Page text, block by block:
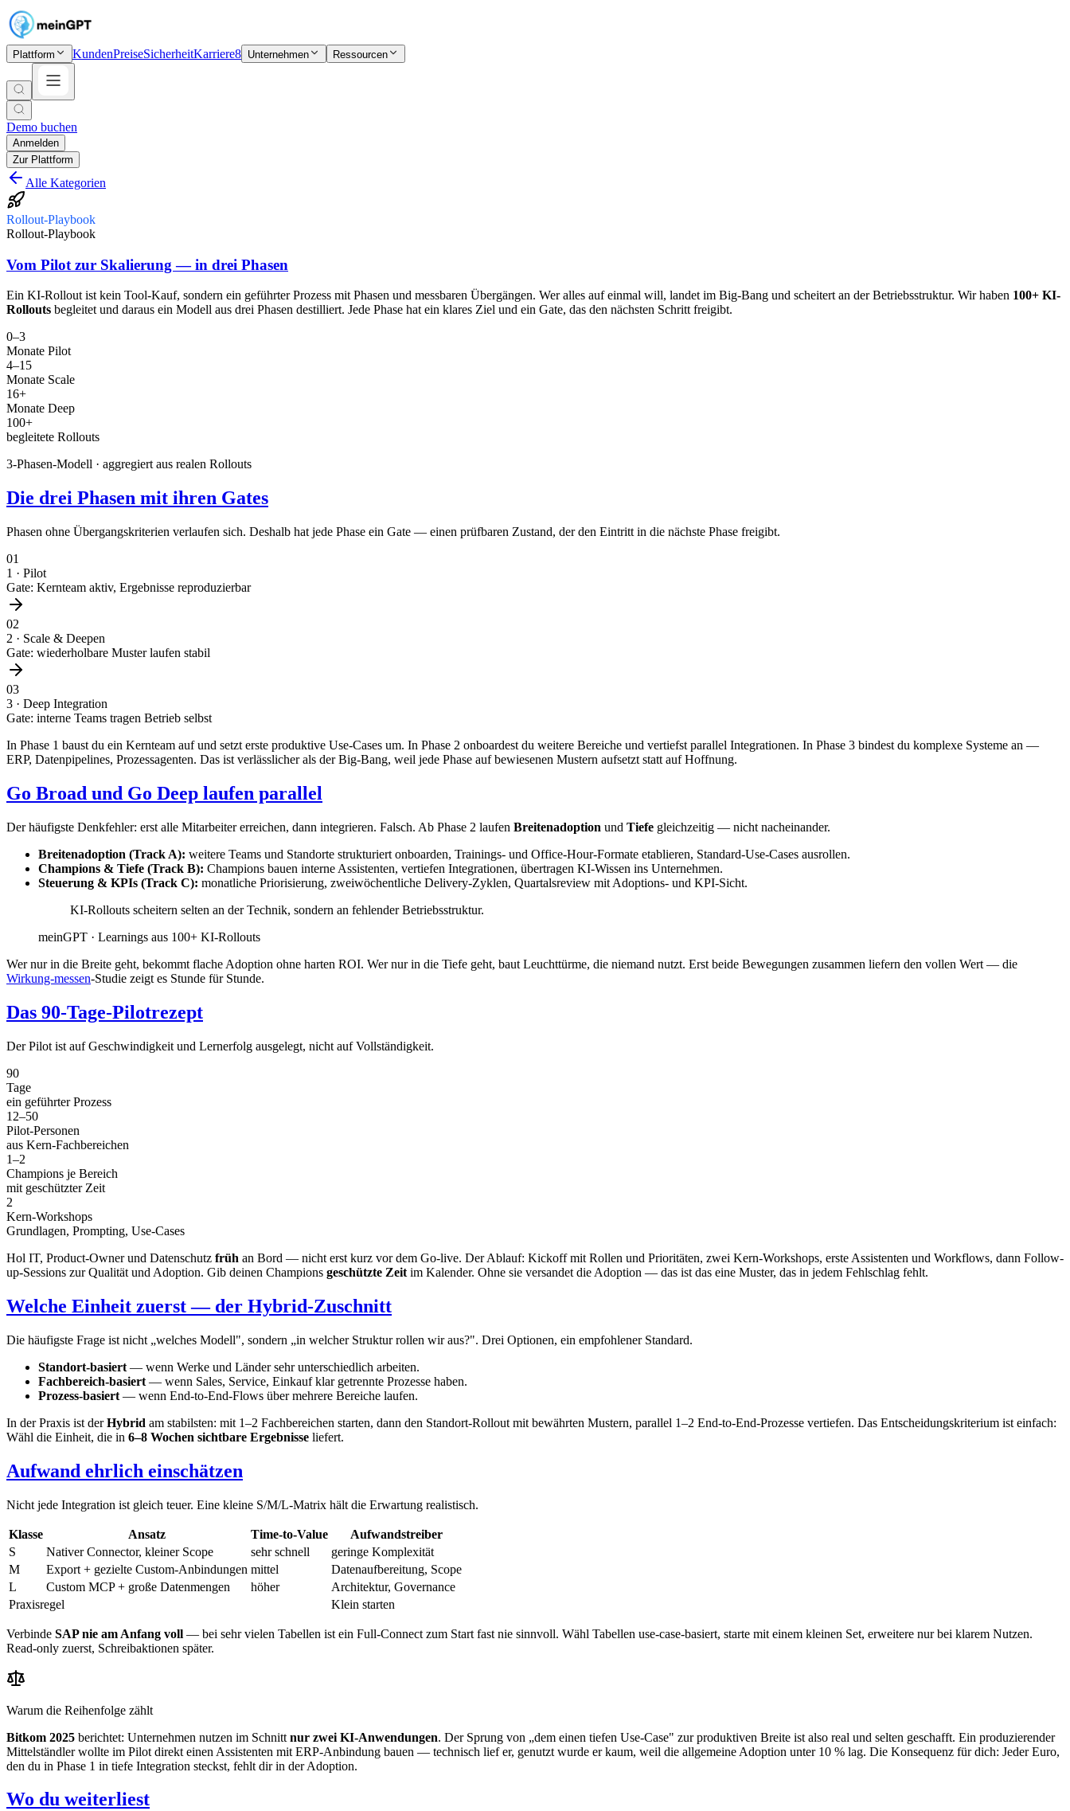
Plattform KundenPreiseSicherheitKarriere8 Unternehmen Ressourcen
Demo buchen
Anmelden
Zur Plattform
Alle Kategorien
Rollout-Playbook
Rollout-Playbook
Vom Pilot zur Skalierung — in drei Phasen
Ein KI-Rollout ist kein Tool-Kauf, sondern ein geführter Prozess mit Phasen und messbaren Übergängen. Wer alles auf einmal will, landet im Big-Bang und scheitert an der Betriebsstruktur. Wir haben 100+ KI-
Rollouts begleitet und daraus ein Modell aus drei Phasen destilliert. Jede Phase hat ein klares Ziel und ein Gate, das den nächsten Schritt freigibt.
0–3
Monate Pilot
4–15
Monate Scale
16+
Monate Deep
100+
begleitete Rollouts
3-Phasen-Modell · aggregiert aus realen Rollouts
Die drei Phasen mit ihren Gates
Phasen ohne Übergangskriterien verlaufen sich. Deshalb hat jede Phase ein Gate — einen prüfbaren Zustand, der den Eintritt in die nächste Phase freigibt.
01
1 · Pilot
Gate: Kernteam aktiv, Ergebnisse reproduzierbar
02
2 · Scale & Deepen
Gate: wiederholbare Muster laufen stabil
03
3 · Deep Integration
Gate: interne Teams tragen Betrieb selbst
In Phase 1 baust du ein Kernteam auf und setzt erste produktive Use-Cases um. In Phase 2 onboardest du weitere Bereiche und vertiefst parallel Integrationen. In Phase 3 bindest du komplexe Systeme an —
ERP, Datenpipelines, Prozessagenten. Das ist verlässlicher als der Big-Bang, weil jede Phase auf bewiesenen Mustern aufsetzt statt auf Hoffnung.
Go Broad und Go Deep laufen parallel
Der häufigste Denkfehler: erst alle Mitarbeiter erreichen, dann integrieren. Falsch. Ab Phase 2 laufen Breitenadoption und Tiefe gleichzeitig — nicht nacheinander.
Breitenadoption (Track A): weitere Teams und Standorte strukturiert onboarden, Trainings- und Office-Hour-Formate etablieren, Standard-Use-Cases ausrollen.
Champions & Tiefe (Track B): Champions bauen interne Assistenten, vertiefen Integrationen, übertragen KI-Wissen ins Unternehmen.
Steuerung & KPIs (Track C): monatliche Priorisierung, zweiwöchentliche Delivery-Zyklen, Quartalsreview mit Adoptions- und KPI-Sicht.
KI-Rollouts scheitern selten an der Technik, sondern an fehlender Betriebsstruktur.
meinGPT · Learnings aus 100+ KI-Rollouts
Wer nur in die Breite geht, bekommt flache Adoption ohne harten ROI. Wer nur in die Tiefe geht, baut Leuchttürme, die niemand nutzt. Erst beide Bewegungen zusammen liefern den vollen Wert — die
Wirkung-messen-Studie zeigt es Stunde für Stunde.
Das 90-Tage-Pilotrezept
Der Pilot ist auf Geschwindigkeit und Lernerfolg ausgelegt, nicht auf Vollständigkeit.
90
Tage
ein geführter Prozess
12–50
Pilot-Personen
aus Kern-Fachbereichen
1–2
Champions je Bereich
mit geschützter Zeit
2
Kern-Workshops
Grundlagen, Prompting, Use-Cases
Hol IT, Product-Owner und Datenschutz früh an Bord — nicht erst kurz vor dem Go-live. Der Ablauf: Kickoff mit Rollen und Prioritäten, zwei Kern-Workshops, erste Assistenten und Workflows, dann Follow-
up-Sessions zur Qualität und Adoption. Gib deinen Champions geschützte Zeit im Kalender. Ohne sie versandet die Adoption — das ist das eine Muster, das in jedem Fehlschlag fehlt.
Welche Einheit zuerst — der Hybrid-Zuschnitt
Die häufigste Frage ist nicht „welches Modell", sondern „in welcher Struktur rollen wir aus?". Drei Optionen, ein empfohlener Standard.
Standort-basiert — wenn Werke und Länder sehr unterschiedlich arbeiten.
Fachbereich-basiert — wenn Sales, Service, Einkauf klar getrennte Prozesse haben.
Prozess-basiert — wenn End-to-End-Flows über mehrere Bereiche laufen.
In der Praxis ist derHybrid am stabilsten: mit 1–2 Fachbereichen starten, dann den Standort-Rollout mit bewährten Mustern, parallel 1–2 End-to-End-Prozesse vertiefen. Das Entscheidungskriterium ist einfach:
Wähl die Einheit, die in 6–8 Wochen sichtbare Ergebnisse liefert.
Aufwand ehrlich einschätzen
Nicht jede Integration ist gleich teuer. Eine kleine S/M/L-Matrix hält die Erwartung realistisch.
Klasse Ansatz Time-to-Value
Aufwandstreiber
S
Nativer Connector, kleiner Scope sehr schnell
geringe Komplexität
M
Export + gezielte Custom-Anbindungen mittel
Datenaufbereitung, Scope
L
Custom MCP + große Datenmengen höher
Architektur, Governance
Praxisregel
Klein starten
Verbinde SAP nie am Anfang voll — bei sehr vielen Tabellen ist ein Full-Connect zum Start fast nie sinnvoll. Wähl Tabellen use-case-basiert, starte mit einem kleinen Set, erweitere nur bei klarem Nutzen.
Read-only zuerst, Schreibaktionen später.
Warum die Reihenfolge zählt
Bitkom 2025 berichtet: Unternehmen nutzen im Schnitt nur zwei KI-Anwendungen. Der Sprung von „dem einen tiefen Use-Case" zur produktiven Breite ist also real und selten geschafft. Ein produzierender
Mittelständler wollte im Pilot direkt einen Assistenten mit ERP-Anbindung bauen — technisch lief er, genutzt wurde er kaum, weil die allgemeine Adoption unter 10 % lag. Die Konsequenz für dich: Jeder Euro,
den du in Phase 1 in tiefe Integration steckst, fehlt dir in der Adoption.
Wo du weiterliest